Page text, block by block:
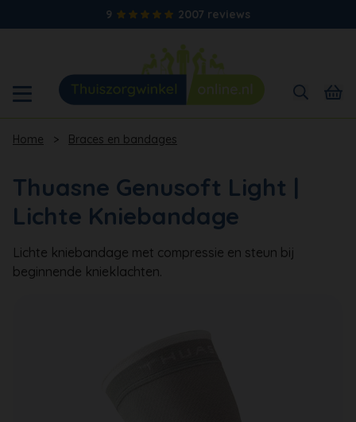
9 2007 reviews
Home > Braces en bandages
Thuasne Genusoft Light |
Lichte Kniebandage
Lichte kniebandage met compressie en steun bij
beginnende knieklachten.